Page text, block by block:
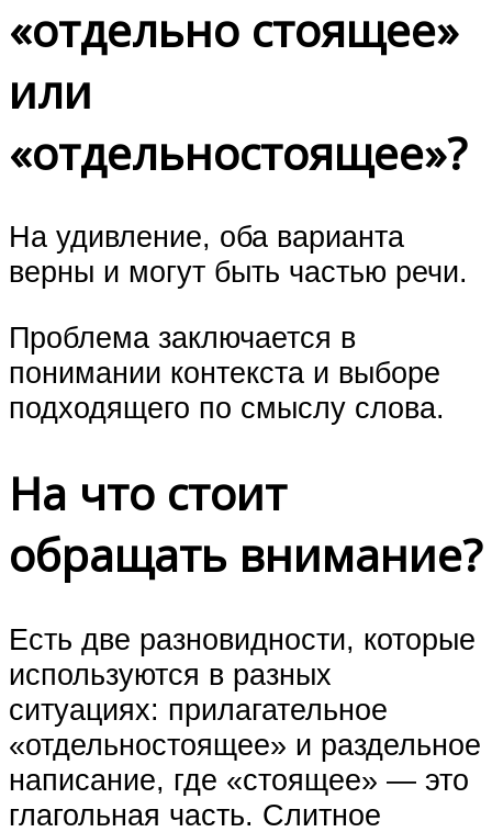
«отдельно стоящее»
или
«отдельностоящее»?
На удивление, оба варианта
верны и могут быть частью речи.
Проблема заключается в
понимании контекста и выборе
подходящего по смыслу слова.
На что стоит
обращать внимание?
Есть две разновидности, которые
используются в разных
ситуациях: прилагательное
«отдельностоящее» и раздельное
написание, где «стоящее» — это
глагольная часть. Слитное